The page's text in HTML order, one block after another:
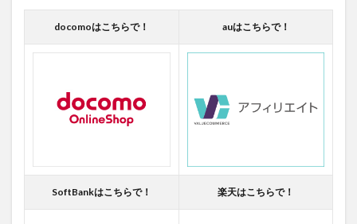
docomoはこちらで！ auはこちらで！
SoftBankはこちらで！ 楽天はこちらで！